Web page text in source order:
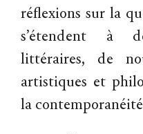
réflexions sur la
s’étendent à
littéraires, de
artistiques et
la